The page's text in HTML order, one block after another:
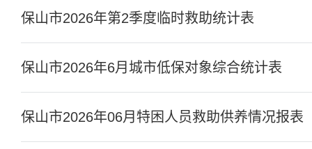
保山市2026年第2季度临时救助统计表
保山市2026年6月城市低保对象综合统计表
保山市2026年06月特困人员救助供养情况报表